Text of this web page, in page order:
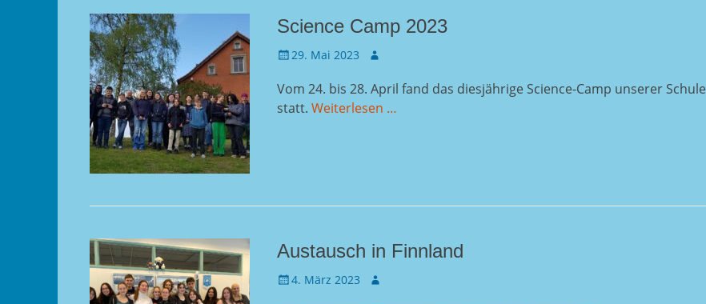
Science Camp 2023
Gepostet
29. Mai 2023 Autor
Vom 24. bis 28. April fand das diesjährige Science-Camp unserer Schule
statt. Weiterlesen …
Austausch in Finnland
Gepostet
4. März 2023 Autor